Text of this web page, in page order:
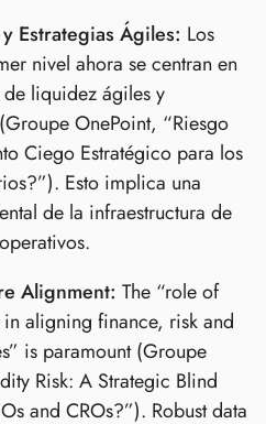
Estrategias Ágiles: Los
nivel ahora se centran en
de liquidez ágiles y
OnePoint, “Riesgo
Ciego Estratégico para los
Esto implica una
de la infraestructura de
Alignment: The “role of
aligning finance, risk and
is paramount (Groupe
Risk: A Strategic Blind
and CROs?”). Robust data